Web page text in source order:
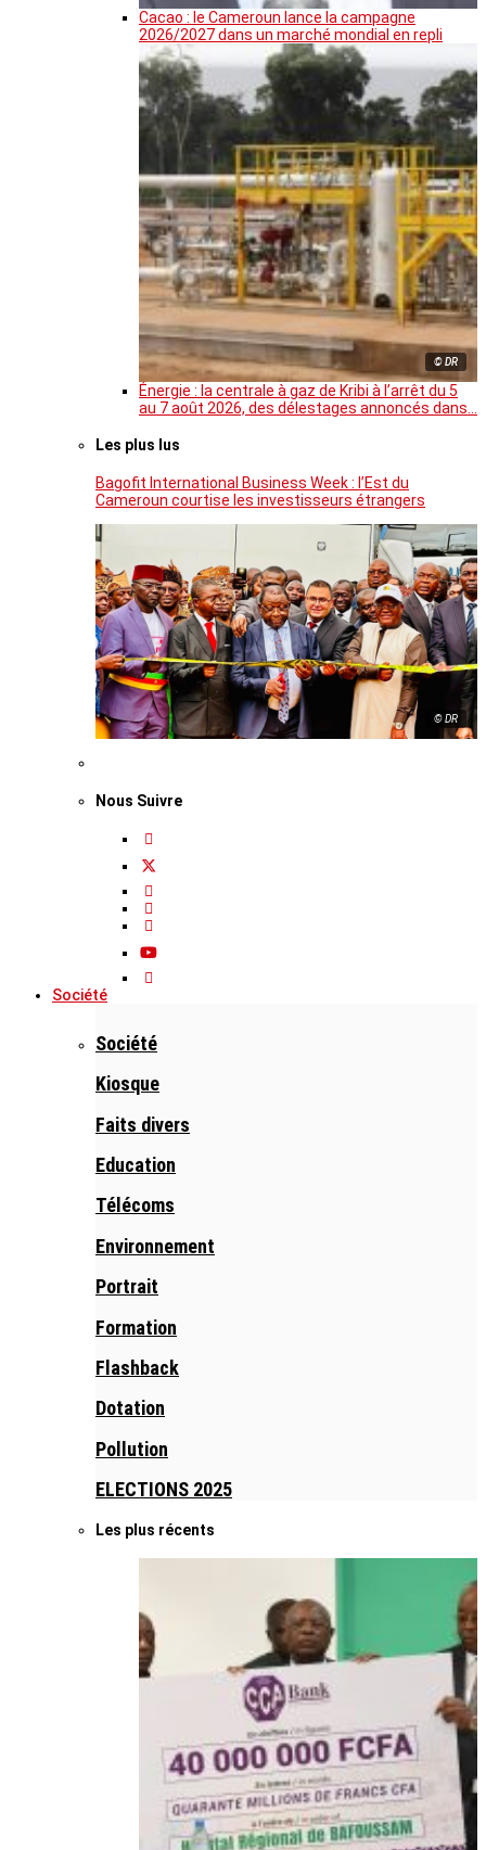
Cacao : le Cameroun lance la campagne
2026/2027 dans un marché mondial en repli
© DR
Énergie : la centrale à gaz de Kribi à l’arrêt du 5
au 7 août 2026, des délestages annoncés dans…
Les plus lus
Bagofit International Business Week : l’Est du
Cameroun courtise les investisseurs étrangers
© DR
Nous Suivre
Société
Société
Kiosque
Faits divers
Education
Télécoms
Environnement
Portrait
Formation
Flashback
Dotation
Pollution
ELECTIONS 2025
Les plus récents